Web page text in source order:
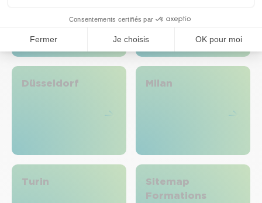
Düsseldorf Milan
Turin
Sitemap
Formations